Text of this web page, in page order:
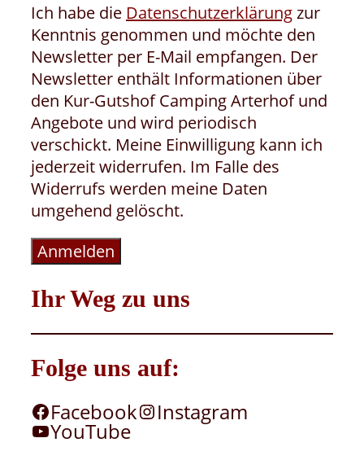
Ich habe die Datenschutzerklärungzur
Kenntnis genommen und möchte den
Newsletter per E-Mail empfangen. Der
Newsletter enthält Informationen über
den Kur-Gutshof Camping Arterhof und
Angebote und wird periodisch
verschickt. Meine Einwilligung kann ich
jederzeit widerrufen. Im Falle des
Widerrufs werden meine Daten
umgehend gelöscht.
Anmelden
Ihr Weg zu uns
Folge uns auf:
Facebook
Instagram
YouTube